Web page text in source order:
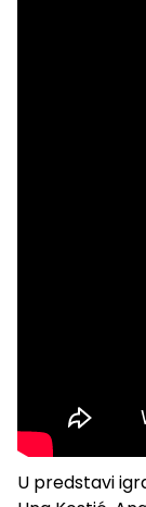
U predstavi